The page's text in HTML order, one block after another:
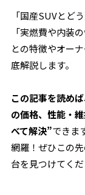
「国産SUVとど
「実燃費や内装
との特徴やオー
底解説します。
この記事を読め
の価格、性能・
べて解決”できま
網羅！ぜひこの
台を見つけてくだ